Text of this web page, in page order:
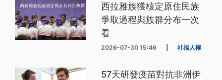
西拉雅族獲核定原住民族
爭取過程與族群分布一次
看
2026-07-30 15:46 社福人權
57天研發疫苗對抗非洲伊